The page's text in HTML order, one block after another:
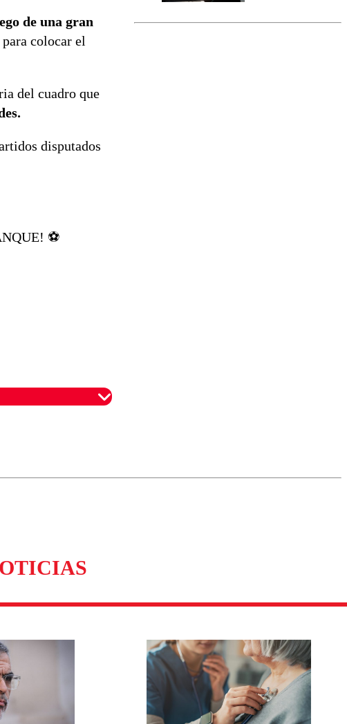
de una gran
colocar el
del cuadro que
disputados
⚽️
activa Alerta